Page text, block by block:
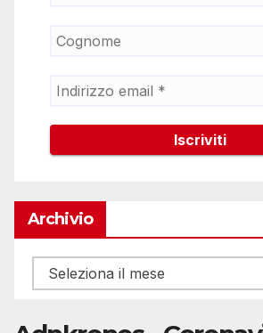
Archivio
Archivio